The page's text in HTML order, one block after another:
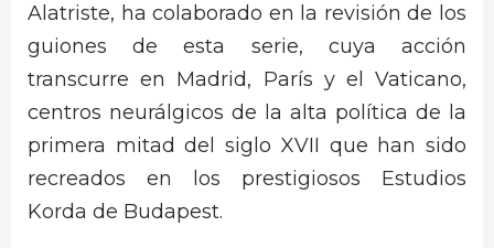
Alatriste, ha colaborado en la revisión de los
guiones de esta serie, cuya acción
transcurre en Madrid, París y el Vaticano,
centros neurálgicos de la alta política de la
primera mitad del siglo XVII que han sido
recreados en los prestigiosos Estudios
Korda de Budapest.